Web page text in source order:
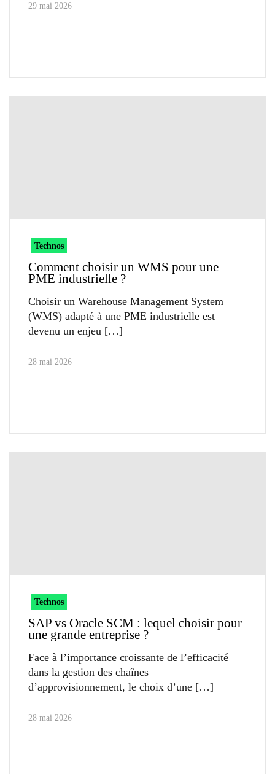
29 mai 2026
Technos
Comment choisir un WMS pour une
PME industrielle ?
Choisir un Warehouse Management System
(WMS) adapté à une PME industrielle est
devenu un enjeu
28 mai 2026
Technos
SAP vs Oracle SCM : lequel choisir pour
une grande entreprise ?
Face à l’importance croissante de l’efficacité
dans la gestion des chaînes
d’approvisionnement, le choix d’une
28 mai 2026